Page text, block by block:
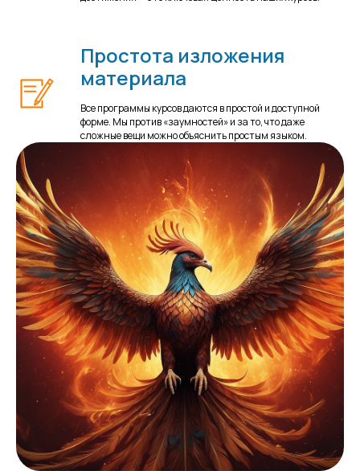
Простота изложения
материала
Все программы курсов даются в простой и доступной
форме. Мы против «заумностей» и за то, что даже
сложные вещи можно объяснить простым языком.